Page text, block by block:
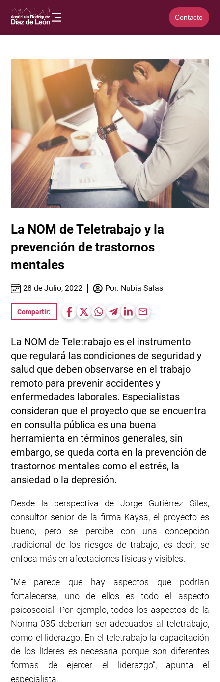
Contacto
La NOM de Teletrabajo y la
prevención de trastornos
mentales
28 de Julio, 2022 Por: Nubia Salas
Compartir:
La NOM de Teletrabajo es el instrumento
que regulará las condiciones de seguridad y
salud que deben observarse en el trabajo
remoto para prevenir accidentes y
enfermedades laborales. Especialistas
consideran que el proyecto que se encuentra
en consulta pública es una buena
herramienta en términos generales, sin
embargo, se queda corta en la prevención de
trastornos mentales como el estrés, la
ansiedad o la depresión.
Desde la perspectiva de Jorge Gutiérrez Siles,
consultor senior de la firma Kaysa, el proyecto es
bueno, pero se percibe con una concepción
tradicional de los riesgos de trabajo, es decir, se
enfoca más en afectaciones físicas y visibles.
“Me parece que hay aspectos que podrían
fortalecerse, uno de ellos es todo el aspecto
psicosocial. Por ejemplo, todos los aspectos de la
Norma-035 deberían ser adecuados al teletrabajo,
como el liderazgo. En el teletrabajo la capacitación
de los líderes es necesaria porque son diferentes
formas de ejercer el liderazgo”, apunta el
especialista.